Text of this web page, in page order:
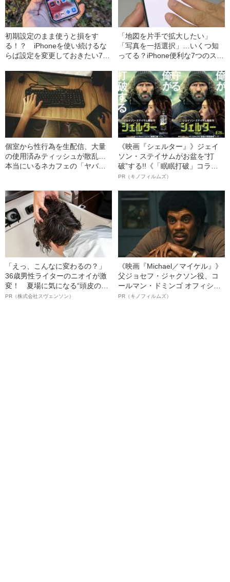
初期設定のまま使うと損をす
る！？ iPhoneを使い続けるな
らば設定を変更しておきたい7つ
「地図を片手で拡大したい」
「写真を一括選択」…いくつ知
ってる？iPhone便利な7つのスワ
個室から性行為を生配信、大量
の使用済みティッシュが散乱…
本当にいるネカフェの「ヤバイ
《映画『シェルター』》ジェイ
ソン・ステイサムがお盆を“打
破”する!!《「眠眠打破」コラ
ボ》
PR（キノフィルムズ）
「えっ、こんなに変わるの？」
36歳男性ライターのニオイが激
変！ 夏場に気になる“頭皮のニ
オイ”や“ベタつき”を解消す
PR（株式会社スヴェンソン）
《映画『Michael／マイケル』》
父ジョセフ・ジャクソン役、コ
ールマン・ドミンゴ オフィシャ
ルインタビュー“観客を魅了した
PR（キノフィルムズ）